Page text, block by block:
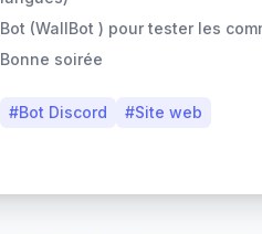
Bot (WallBot ) pour tester les
Bonne soirée
#Bot Discord #Site web